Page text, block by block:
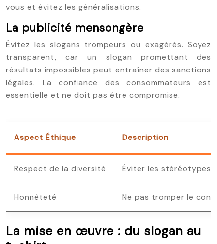
vous et évitez les généralisations.
La publicité mensongère
Évitez les slogans trompeurs ou exagérés. Soyez
transparent, car un slogan promettant des
résultats impossibles peut entraîner des sanctions
légales. La confiance des consommateurs est
essentielle et ne doit pas être compromise.
Aspect Éthique Description
Respect de la diversité Éviter les stéréotypes
Honnêteté Ne pas tromper le
La mise en œuvre : du slogan au